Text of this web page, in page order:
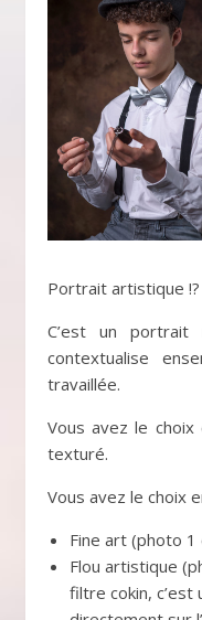
Portrait artistique !?
C’est un portrait
contextualise
travaillée.
Vous avez le
texturé.
Vous avez le choix
Fine art (photo 1
Flou artistique
filtre cokin,